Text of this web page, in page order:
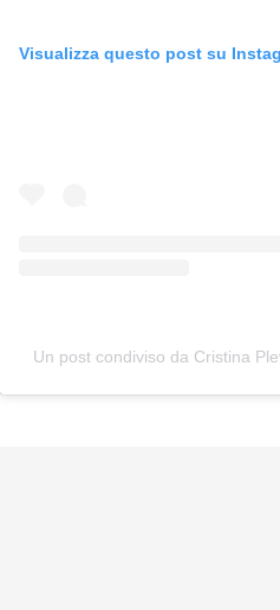
Visualizza questo post su
Un post condiviso da Cristina